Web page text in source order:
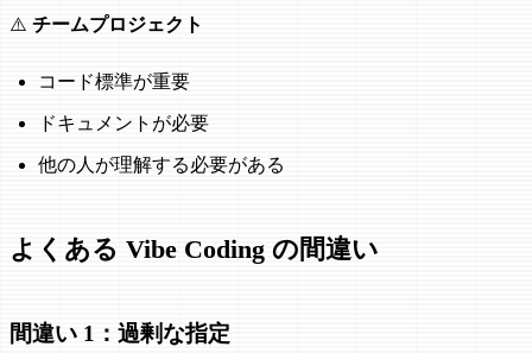
⚠️ チームプロジェクト
コード標準が重要
ドキュメントが必要
他の人が理解する必要がある
よくある Vibe Coding の間違い
間違い 1：過剰な指定